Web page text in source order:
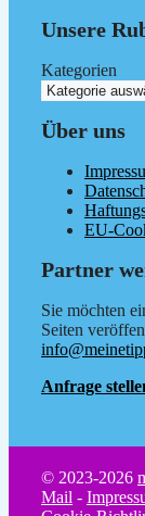
Unsere
Kategorien
Über uns
EU-
Partner
Sie möchten
Seiten
Anfrage
© 2023-2026
Mail -